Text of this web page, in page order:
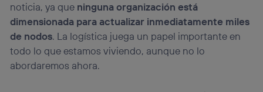
noticia, ya que ninguna organización está
dimensionada para actualizar inmediatamente miles
de nodos. La logística juega un papel importante en
todo lo que estamos viviendo, aunque no lo
abordaremos ahora.